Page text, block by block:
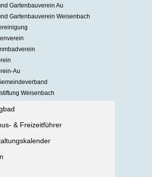
Gartenbauverein Au
Gartenbauverein Weisenbach
Au
Weisenbach
& Freizeitführer